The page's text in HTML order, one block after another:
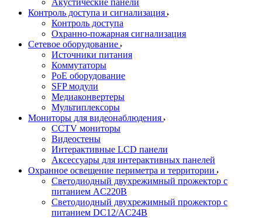
Акустические панели
Контроль доступа и сигнализация
Контроль доступа
Охранно-пожарная сигнализация
Сетевое оборудование
Источники питания
Коммутаторы
PoE оборудование
SFP модули
Медиаконвертеры
Мультиплексоры
Мониторы для видеонаблюдения
CCTV мониторы
Видеостены
Интерактивные LCD панели
Аксессуары для интерактивных панелей
Охранное освещение периметра и территории
Светодиодный двухрежимный прожектор с
питанием AC220В
Светодиодный двухрежимный прожектор с
питанием DC12/AC24В